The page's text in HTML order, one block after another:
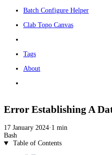
Batch Configure Helper
Clab Topo Canvas
Tags
About
Error Establishing A
17 January 2024· 1 min
Bash
Table of Contents